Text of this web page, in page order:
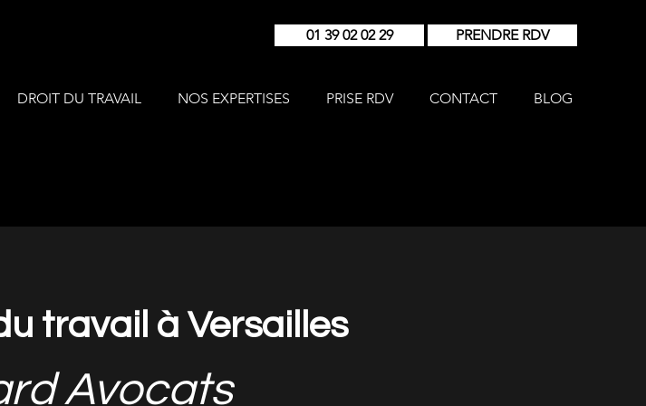
01 39 02 02 29 PRENDRE RDV
DROIT DU TRAVAIL NOS EXPERTISES PRISE RDV CONTACT BLOG
travail à Versailles
Avocats